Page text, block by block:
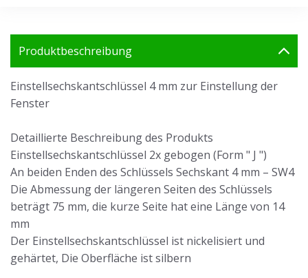
Produktbeschreibung
Einstellsechskantschlüssel 4 mm zur Einstellung der
Fenster
Detaillierte Beschreibung des Produkts
Einstellsechskantschlüssel 2x gebogen (Form " J ")
An beiden Enden des Schlüssels Sechskant 4 mm – SW4
Die Abmessung der längeren Seiten des Schlüssels
beträgt 75 mm, die kurze Seite hat eine Länge von 14
mm
Der Einstellsechskantschlüssel ist nickelisiert und
gehärtet, Die Oberfläche ist silbern